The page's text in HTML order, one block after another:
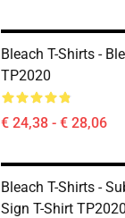
Bleach T-Shirts -
TP2020
€ 24,38 - € 28,06
Bleach T-Shirts -
Sign T-Shirt TP2020